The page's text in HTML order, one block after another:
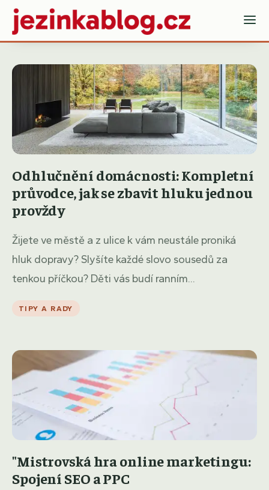
Odhlučnění domácnosti: Kompletní
průvodce, jak se zbavit hluku jednou
provždy
Žijete ve městě a z ulice k vám neustále proniká
hluk dopravy? Slyšíte každé slovo sousedů za
tenkou příčkou? Děti vás budí ranním...
TIPY A RADY
"Mistrovská hra online marketingu:
Spojení SEO a PPC